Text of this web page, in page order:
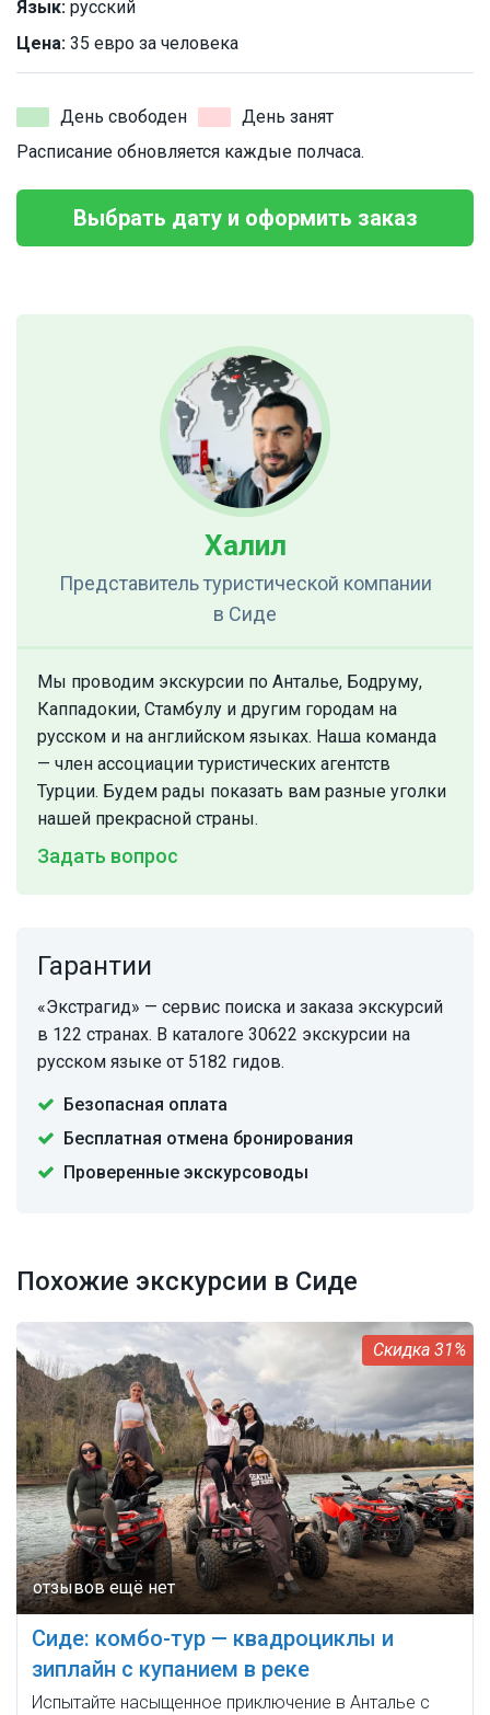
Язык: русский
Цена: 35 евро за человека
День свободен
День занят
Расписание обновляется каждые полчаса.
Выбрать дату и оформить заказ
Халил
Представитель туристической компании
в Сиде
Мы проводим экскурсии по Анталье, Бодруму,
Каппадокии, Стамбулу и другим городам на
русском и на английском языках. Наша команда
— член ассоциации туристических агентств
Турции. Будем рады показать вам разные уголки
нашей прекрасной страны.
Задать вопрос
Гарантии
«Экстрагид» — сервис поиска и заказа экскурсий
в 122 странах. В каталоге 30622 экскурсии на
русском языке от 5182 гидов.
Безопасная оплата
Бесплатная отмена бронирования
Проверенные экскурсоводы
Похожие экскурсии в Сиде
31%
Сиде: комбо-тур — квадроциклы и
зиплайн с купанием в реке
Испытайте насыщенное приключение в Анталье с